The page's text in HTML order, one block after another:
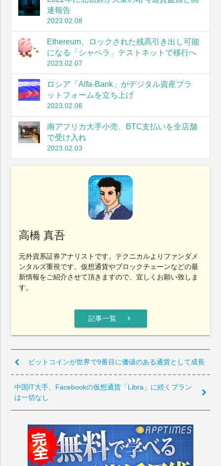
連報告
2023.02.08
Ethereum、ロックされた残高引き出し可能
になる「シャペラ」テストネットで移行へ
2023.02.07
ロシア「Alfa-Bank」がデジタル資産プラ
ットフォームを立ち上げ
2023.02.06
南アフリカ大手小売、BTC支払いを全店舗
で受け入れ
2023.02.03
高橋 真吾
元外資系証券アナリストです。テクニカルよりファンダメ
ンタルズ重視です。仮想通貨やブロックチェーンなどの最
新情報をご紹介させて頂きますので、宜しくお願い致しま
す。
記事一覧 chevron_right
ビットコインが世界で9番目に価値のある通貨として成長
中国IT大手、Facebookの仮想通貨「Libra」に続くプラン
は一切なし